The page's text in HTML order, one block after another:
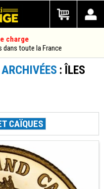
charge
dans toute la France
ARCHIVÉES : ÎLES
CAÏQUES